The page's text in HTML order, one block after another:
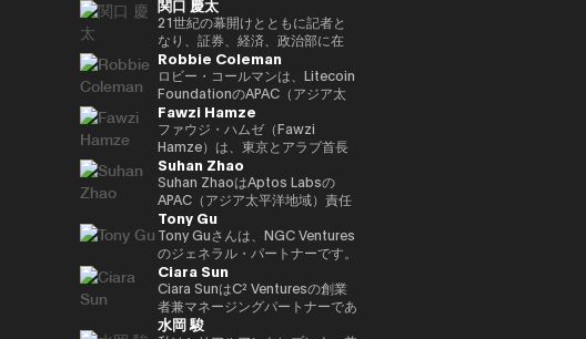
MobilityTechnologies（現GO）
にてMaaS事業に従事し、GO立
ち上げフェーズに参画。複数のプ
ロジェクトリードを実施。 2021
年にNEC入社した後は、web3、
生体認証、メタバース、秘密計算
などデジタルサービスの新規事業
を担当等。
内展開を主導した。 Circle参画以
前は、Google Paymentsにてパ
ートナーシップおよび事業開発の
リーダー職を歴任。日本を代表す
る決済・フィンテック企業との戦
略的提携を推進し、プロダクト連
携や市場戦略の立案を担ったほ
か、オーストラリアおよびニュー
ジーランドでの市場ローンチをリ
ード。また、日本国内フィンテッ
ク企業の買収およびPMI（買収後
統合）を主導し、Googleのフィ
ンテック領域におけるプレゼンス
強化に貢献した。 それ以前は、
三井住友銀行およびJRIアメリカ
（ニューヨーク）にて、米州にお
けるグローバル・キャッシュマネ
ジメント・プラットフォームの統
括やブラジル市場への展開を担
メンバーとして立ち上げに関わ
り、4年間編集長を務めた。2025
年1月にSuperteam Japanに事
業開発支援統括として参画、
2026年1月より現職。
げや金融ITプロジェクト推進に従
事。その後Google Japanにて営
業統括、ByteDance(TikTok)では
副社長として日本事業成長を牽
引。現在はStartale Japan 代表
取締役CEOとして、日本市場で
のブロックチェーン技術のビジネ
スにおける活用を推進。
関口 慶太
21世紀の幕開けとともに記者と
なり、証券、経済、政治部に在
籍。兜町、霞ケ関、永田町と多角
的視点で金融・マーケットを取
材。2020年よりフィンテックエ
ディター。25年からNIKKEI
Financial副編集長。共著に「仮
想通貨バブル」、「NFTの教科
書」。
Robbie Coleman
ロビー・コールマンは、Litecoin
FoundationのAPAC（アジア太
平洋地域）統括責任者（Head of
APAC）です。2017年以降、この
非営利団体はLitecoin（LTC）の
普及、開発、そしてエコシステム
の成長に注力してきました。ロビ
ーはデジタルアセット／暗号資産
（クリプト）領域に11年にわた
り従事しており、Litecoin
Foundationの活動以外でも、グ
ローバルな取引所、ウォレット、
プライバシーツール、各種プロジ
ェクトの創業・共同創業や立ち上
げを支援してきました。 APAC統
Fawzi Hamze
ファウジ・ハムゼ（Fawzi
Hamze）は、東京とアラブ首長
国連邦を拠点に活動する国際的な
投資・アドバイザリー持株グルー
プ、Assets Advisors
Capital（AAC）の創業者兼会長
です。AACは、不動産投資、金
融アドバイザリー、デジタル資産
インフラ、テクノロジーベンチャ
ーなどの分野に特化した企業群の
ポートフォリオを統括し、アジア
および湾岸地域における投資機会
Suhan Zhao
Suhan ZhaoはAptos Labsの
APAC（アジア太平洋地域）責任
者であり、機関投資家向けの高性
能パブリックLayer1ブロックチ
ェーンであるAptosの地域戦略、
事業成長、戦略的パートナーシッ
プを統括しています。 Aptos
Labs参画以前は、Ripple Labsに
てアジア太平洋地域における主要
Tony Gu
Tony Guさんは、NGC Ventures
のジェネラル・パートナーです。
NGC Venturesを設立する前は、
クロスボーダーのバイアウト・ア
ドバイザリー・ファームである
Rhodium Capitalのジェネラ
Ciara Sun
Ciara SunはC² Venturesの創業
者兼マネージングパートナーであ
り、これまでに150万ドル以上を
水岡 駿